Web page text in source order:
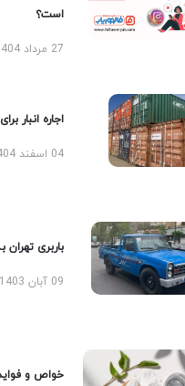
است؟
27 مرداد 1404
اجاره انبار
04 اسفند 1404
باربری تهران
09 آبان 1403
خواص و